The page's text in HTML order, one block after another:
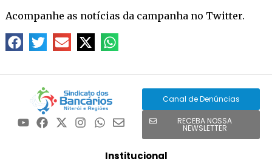
Acompanhe as notícias da campanha no Twitter.
Canal de Denúncias
RECEBA NOSSA
NEWSLETTER
Institucional